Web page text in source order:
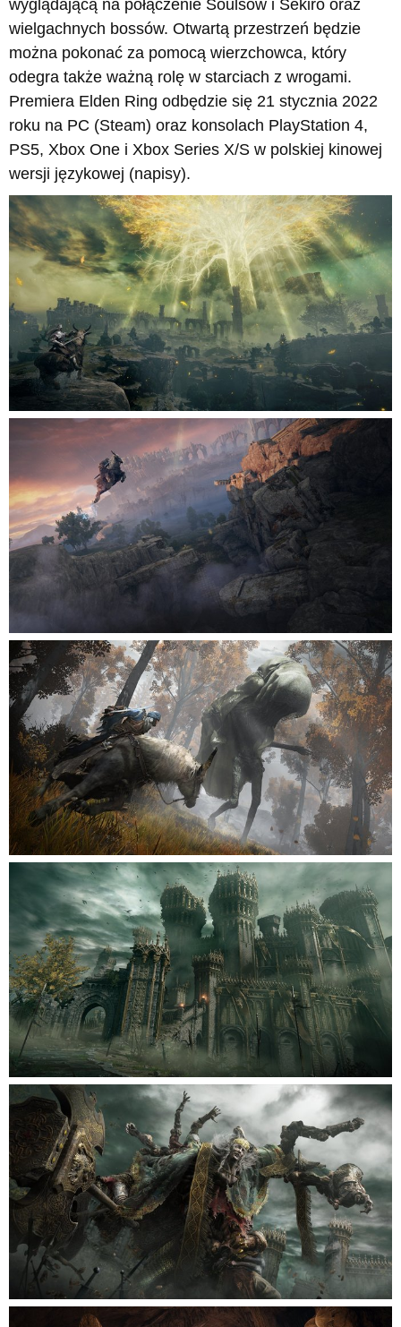
wyglądającą na połączenie Soulsów i Sekiro oraz
wielgachnych bossów. Otwartą przestrzeń będzie
można pokonać za pomocą wierzchowca, który
odegra także ważną rolę w starciach z wrogami.
Premiera Elden Ring odbędzie się 21 stycznia 2022
roku na PC (Steam) oraz konsolach PlayStation 4,
PS5, Xbox One i Xbox Series X/S w polskiej kinowej
wersji językowej (napisy).